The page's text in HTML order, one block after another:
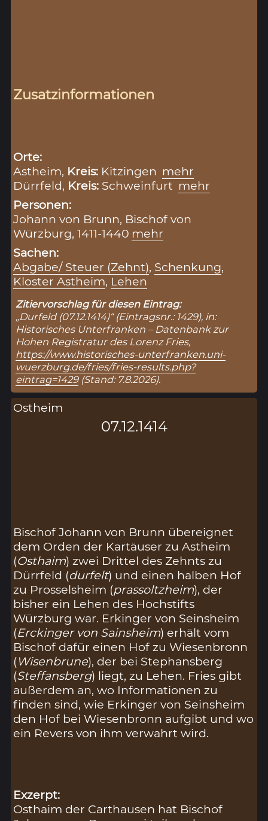
Zusatzinformationen
Orte:
Astheim, Kreis: Kitzingen mehr
Dürrfeld, Kreis: Schweinfurt mehr
Personen:
Johann von Brunn, Bischof von
Würzburg, 1411-1440 mehr
Sachen:
Abgabe/ Steuer (Zehnt), Schenkung,
Kloster Astheim, Lehen
Zitiervorschlag für diesen Eintrag:
„Durfeld (07.12.1414)“ (Eintragsnr.: 1429), in:
Historisches Unterfranken – Datenbank zur
Hohen Registratur des Lorenz Fries,
https://www.historisches-unterfranken.uni-
wuerzburg.de/fries/fries-results.php?
eintrag=1429(Stand: 7.8.2026).
Ostheim
07.12.1414
Bischof Johann von Brunn übereignet
dem Orden der Kartäuser zu Astheim
(Osthaim) zwei Drittel des Zehnts zu
Dürrfeld (durfelt) und einen halben Hof
zu Prosselsheim (prassoltzheim), der
bisher ein Lehen des Hochstifts
Würzburg war. Erkinger von Seinsheim
(Erckinger von Sainsheim) erhält vom
Bischof dafür einen Hof zu Wiesenbronn
(Wisenbrune), der bei Stephansberg
(Steffansberg) liegt, zu Lehen. Fries gibt
außerdem an, wo Informationen zu
finden sind, wie Erkinger von Seinsheim
den Hof bei Wiesenbronn aufgibt und wo
ein Revers von ihm verwahrt wird.
Exzerpt:
Osthaim der Carthausen hat Bischof